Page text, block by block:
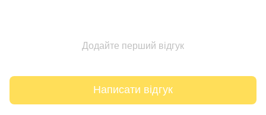
Додайте перший відгук
Написати відгук